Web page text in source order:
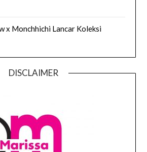
x Monchhichi Lancar Koleksi
DISCLAIMER